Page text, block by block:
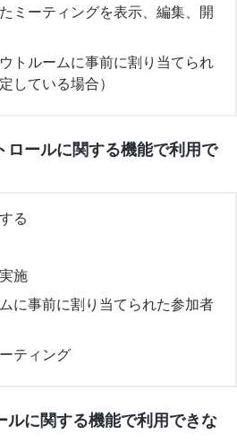
ミーティングを表示、編集、開
トルームに事前に割り当てられ
している場合）
ロールに関する機能で利用で
る
施
に事前に割り当てられた参加者
ティング
ルに関する機能で利用できな